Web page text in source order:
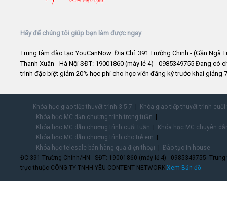
Hãy để chúng tôi giúp bạn làm được ngay
Trung tâm đào tạo YouCanNow: Địa Chỉ: 391 Trường Chinh - (Gần Ngã
Thanh Xuân - Hà Nội SĐT: 19001860 (máy lẻ 4) - 0985349755 Đang có
trình đặc biệt giảm 20% học phí cho học viên đăng ký trước khai giảng
Khóa học giao tiếp thuyết trình 3-5-7
Khóa giao tiếp thuyết trình
Khóa học MC dẫn chương trình trong tuần
Khóa học MC dẫn chương trình cuối tuần
Khóa học MC chuyên
Khóa học MC dẫn chương trình cho trẻ em
Khóa học telesale bán hàng qua điện thoại
Đào tạo In-house
ĐC:391 Trường Chinh/HN - SĐT: 19001860 (máy lẻ 4) - 0985349755.
trực thuộc CÔNG TY TNHH YÊU CONTENT NETWORK.Xem Bản đồ